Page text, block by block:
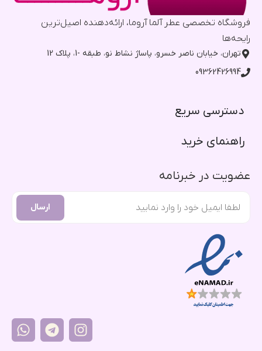
فروشگاه تخصصی عطر آلما آروما، ارائه‌دهنده اصیل‌ترین
رایحه‌ها
تهران، خیابان ناصر خسرو، پاساژ نشاط نو، طبقه -1، پلاک 12
09362426994
دسترسی سریع​
راهنمای خرید​
عضویت در خبرنامه
ارسال